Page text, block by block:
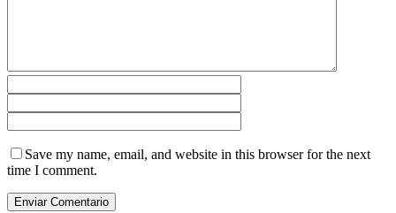
Save my name, email, and website in this browser for the next
time I comment.